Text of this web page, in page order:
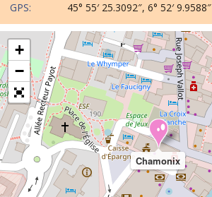
GPS:
45° 55′ 25.3092″, 6° 52′ 9.9588″
Chamonix
+
−